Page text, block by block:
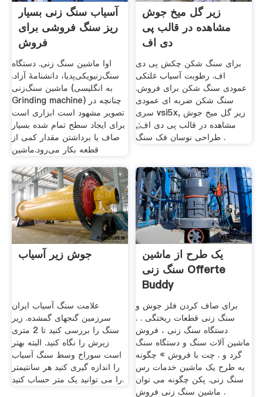
آسیاب سنگ زنی بسیار
ریز سنگ فروشی برای
فروش
اوا ماشین سنگ زنی. دستگاه
سنگ‌زنیویکی‌پدیا، دانشنامهٔ آزاد.
ماشین سنگ‌زنی (به انگلیسی
Grinding machine) چنانچه در
تصویر مشهود است ابزاری است
برای ایجاد سطح تمام شده بسیار
صاف یا برداشتن مقدار کمی از
قطعه بکار می‌رود.ماشین
زیر گل میخ جوش
مشاهده در قالب پی
دی اف
برای سنگ شکن چکش پی دی
اف. رطوبت آسیاب غلتکی
عمودی سنگ شکن برای فروش.
سنگ شکن ضربه ای عمودی
سری vsi5x, زیر گل میخ جوش
مشاهده در قالب پی دی اف;,
طراحی نوسان فک سنگ .
جوش زیر آسیاب
علامت سنگ آسیاب ایران
سرزمین گنجهای گمشده. زیر
سنگ را بررسی کنید تا 2 متری
زیرش را نگاه کنید. البته بهتر
است سوراخ وسط سنگ آسیاب
را اندازه گیری کنید هر سانتیمتر
را می توانید یک متر حساب کنید.
یک طرح از ماشین
سنگ زنی Offerte
Buddy
برای صاف کردن فلز جوش و
سنگ زنی قطعات ریختگی . .
دستگاه سنگ زنی ، فروش
ماشین آلات سنگ و دستگاه سنگ
گرد و . چت با فروش » چگونه
به طرح یک ماشین خدمات رس
سنگ زنی. پکن چگونه می توان
ماشین سنگ زنی فروش .